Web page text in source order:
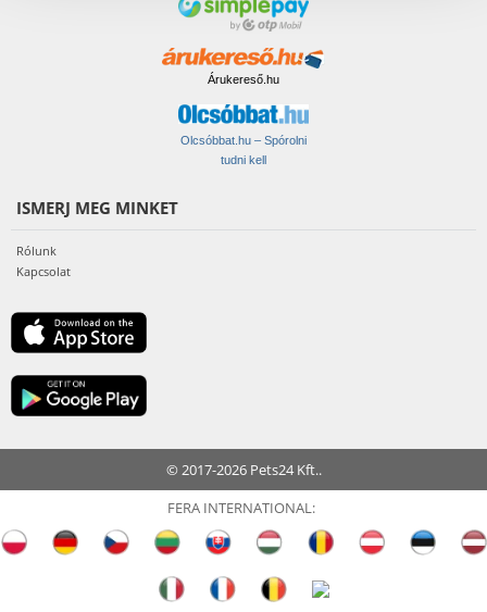
Árukereső.hu
Olcsóbbat.hu – Spórolni
tudni kell
ISMERJ MEG MINKET
Rólunk
Kapcsolat
© 2017-2026 Pets24 Kft..
FERA INTERNATIONAL: